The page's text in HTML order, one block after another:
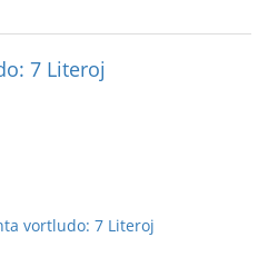
7 Literoj
vortludo: 7 Literoj